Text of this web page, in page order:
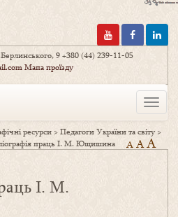
9+380 (44) 239-11-05
Мапа проїзду
Toggle
ресурси >Педагоги України та світу>
праць І. М. Ющишина A AA
І. М.